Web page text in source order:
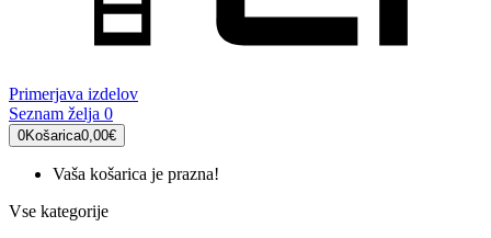
Primerjava izdelov
Seznam želja 0
0Košarica0,00€
Vaša košarica je prazna!
Vse kategorije